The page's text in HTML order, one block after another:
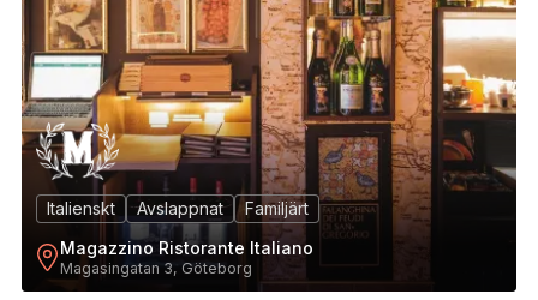
Italienskt Avslappnat
Familjärt
Magazzino Ristorante Italiano
Magasingatan 3, Göteborg